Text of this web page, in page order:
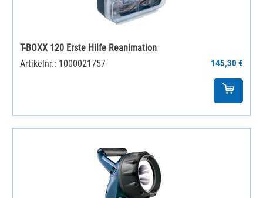
T-BOXX 120 Erste Hilfe Reanimation
Artikelnr.: 1000021757
145,30 €